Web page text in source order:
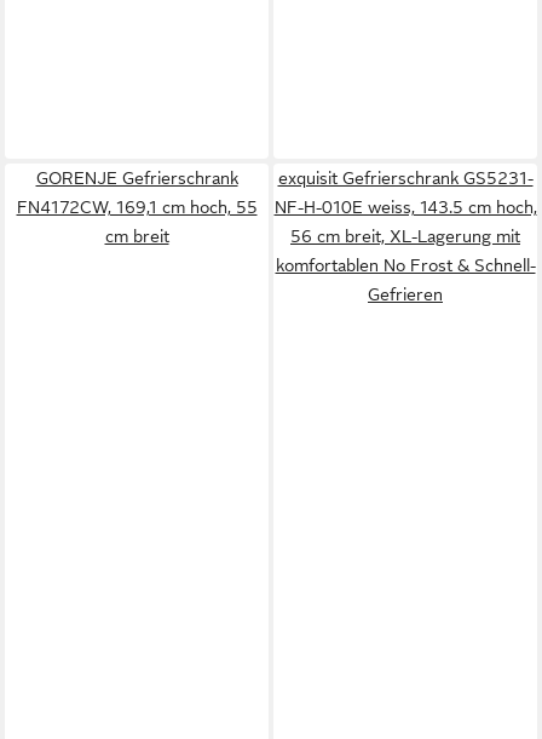
GORENJE Gefrierschrank
FN4172CW, 169,1 cm hoch, 55
cm breit
exquisit Gefrierschrank GS5231-
NF-H-010E weiss, 143.5 cm hoch,
56 cm breit, XL-Lagerung mit
komfortablen No Frost & Schnell-
Gefrieren